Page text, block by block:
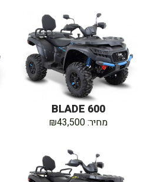
BLADE 600
מחיר: ₪43,500